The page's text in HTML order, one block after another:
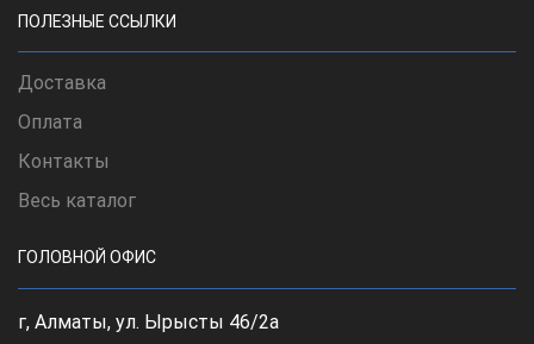
ПОЛЕЗНЫЕ ССЫЛКИ
Доставка
Оплата
Контакты
Весь каталог
ГОЛОВНОЙ ОФИС
г, Алматы, ул. Ырысты 46/2а